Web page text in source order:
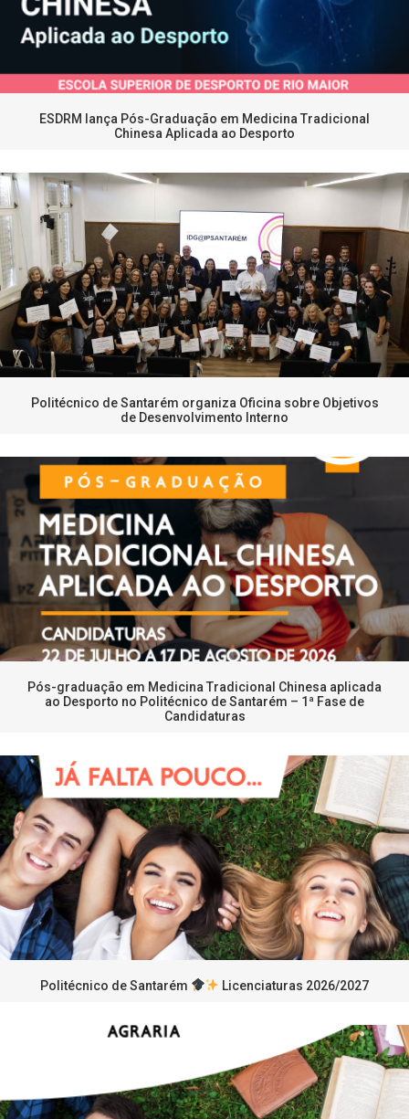
ESDRM lança Pós-Graduação em Medicina Tradicional
Chinesa Aplicada ao Desporto
Politécnico de Santarém organiza Oficina sobre Objetivos
de Desenvolvimento Interno
Pós-graduação em Medicina Tradicional Chinesa aplicada
ao Desporto no Politécnico de Santarém – 1ª Fase de
Candidaturas
Politécnico de Santarém Licenciaturas 2026/2027